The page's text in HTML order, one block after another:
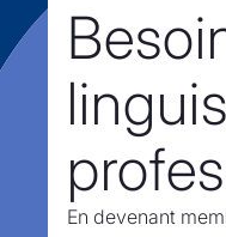
En devenant